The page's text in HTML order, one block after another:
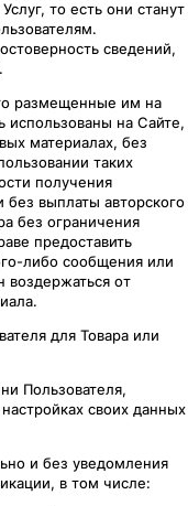
то есть они станут
сведений,
размещенные им на
на Сайте,
материалах, без
таких
получения
без выплаты авторского
без ограничения
предоставить
либо сообщения или
воздержаться от
для Товара или
Пользователя,
своих данных
и без уведомления
в том числе: